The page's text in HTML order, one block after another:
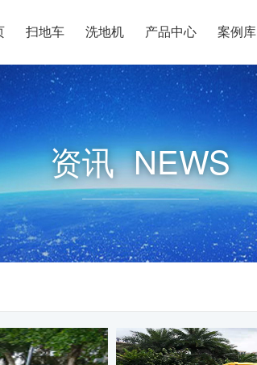
扫地车 洗地机 产品中心 案例库
资讯 NEWS